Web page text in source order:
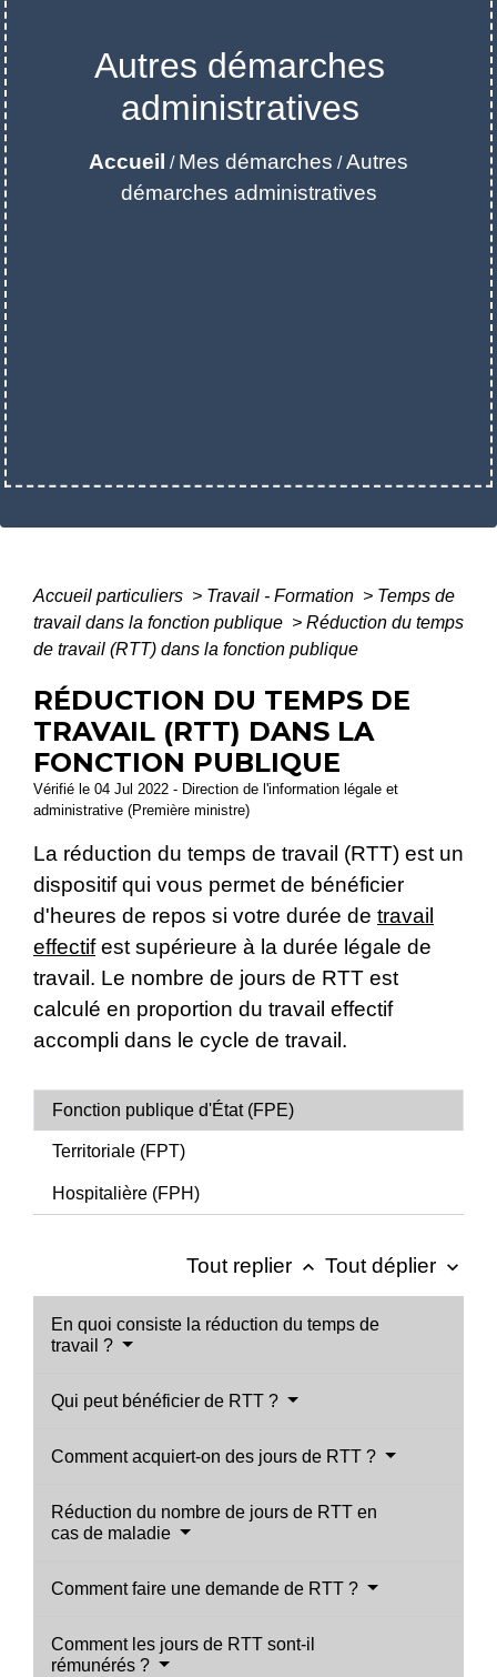
Autres démarches
administratives
Accueil / Mes démarches /Autres
démarches administratives
Accueil particuliers > Travail - Formation > Temps de
travail dans la fonction publique > Réduction du temps
de travail (RTT) dans la fonction publique
RÉDUCTION DU TEMPS DE
TRAVAIL (RTT) DANS LA
FONCTION PUBLIQUE
Vérifié le 04 Jul 2022 - Direction de l'information légale et
administrative (Première ministre)
La réduction du temps de travail (RTT) est un
dispositif qui vous permet de bénéficier
d'heures de repos si votre durée de travail
effectifest supérieure à la durée légale de
travail. Le nombre de jours de RTT est
calculé en proportion du travail effectif
accompli dans le cycle de travail.
Fonction publique d'État (FPE)
Territoriale (FPT)
Hospitalière (FPH)
Tout replier keyboard_arrow_up Tout déplier keyboard_arrow_down
En quoi consiste la réduction du temps de
travail ?
Qui peut bénéficier de RTT ?
Comment acquiert-on des jours de RTT ?
Réduction du nombre de jours de RTT en
cas de maladie
Comment faire une demande de RTT ?
Comment les jours de RTT sont-il
rémunérés ?